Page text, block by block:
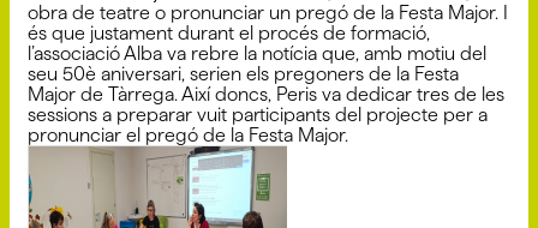
obra de teatre o pronunciar un pregó de la Festa Major. I
és que justament durant el procés de formació,
l’associació Alba va rebre la notícia que, amb motiu del
seu 50è aniversari, serien els pregoners de la Festa
Major de Tàrrega. Així doncs, Peris va dedicar tres de les
sessions a preparar vuit participants del projecte per a
pronunciar el pregó de la Festa Major.